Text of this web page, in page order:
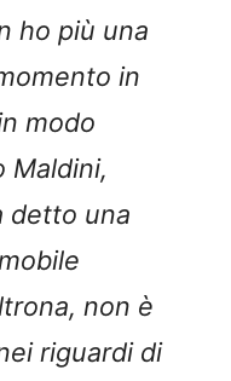
ho più una
in
modo
Maldini,
detto una
non è
riguardi di